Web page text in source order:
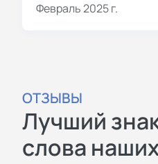
Февраль 2025 г.
ОТЗЫВЫ
Лучший
слова